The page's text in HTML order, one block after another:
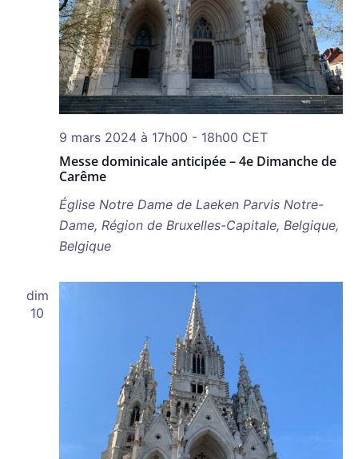
Messe dominicale anticipée – 4e Dimanche de
Carême
9 mars 2024 à 17h00 - 18h00 CET
Église Notre Dame de Laeken Parvis Notre-
Dame, Région de Bruxelles-Capitale, Belgique,
Belgique
dim
10